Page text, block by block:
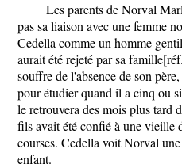
Les parents de Norval
pas sa liaison avec une femme
Cedella comme un homme
aurait été rejeté par sa
souffre de l'absence de son
pour étudier quand il a cinq ou
le retrouvera des mois plus tard
fils avait été confié à une vieille
courses. Cedella voit Norval
enfant.